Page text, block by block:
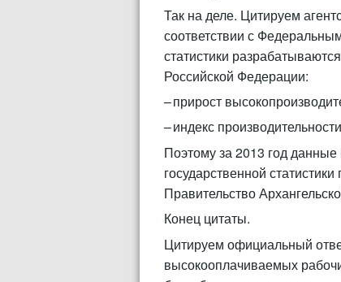
Так на деле. Цитируем
соответствии с
статистики
Российской Федерации:
– прирост
– индекс
Поэтому за 2013 год
государственной
Правительство
Конец цитаты.
Цитируем официальный
высоко­оплачиваемых